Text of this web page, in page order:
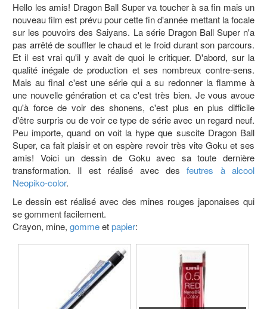
Hello les amis! Dragon Ball Super va toucher à sa fin mais un
nouveau film est prévu pour cette fin d'année mettant la focale
sur les pouvoirs des Saiyans. La série Dragon Ball Super n'a
pas arrêté de souffler le chaud et le froid durant son parcours.
Et il est vrai qu'il y avait de quoi le critiquer. D'abord, sur la
qualité inégale de production et ses nombreux contre-sens.
Mais au final c'est une série qui a su redonner la flamme à
une nouvelle génération et ca c'est très bien. Je vous avoue
qu'à force de voir des shonens, c'est plus en plus difficile
d'être surpris ou de voir ce type de série avec un regard neuf.
Peu importe, quand on voit la hype que suscite Dragon Ball
Super, ca fait plaisir et on espère revoir très vite Goku et ses
amis! Voici un dessin de Goku avec sa toute dernière
transformation. Il est réalisé avec desfeutres à alcool
Neopiko-color.
Le dessin est réalisé avec des mines rouges japonaises qui
se gomment facilement.
Crayon, mine, gommeetpapier: